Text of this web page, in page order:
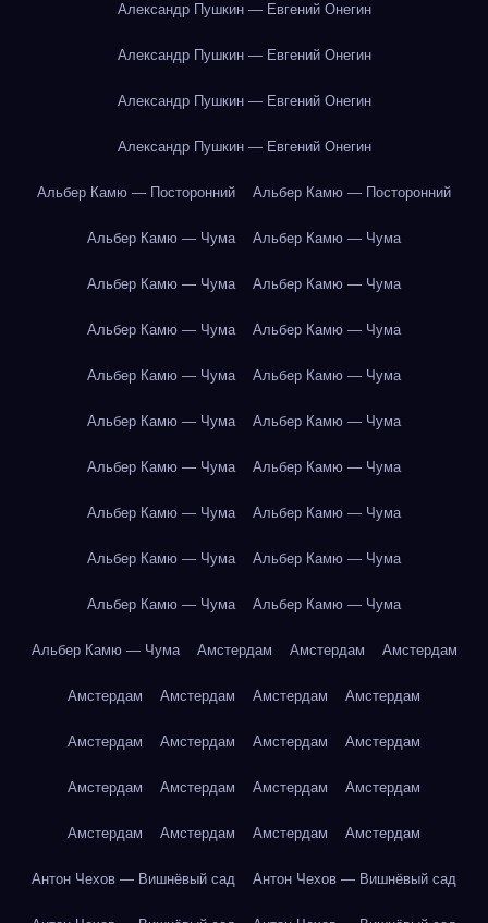
Александр Пушкин — Евгений Онегин
Александр Пушкин — Евгений Онегин
Александр Пушкин — Евгений Онегин
Александр Пушкин — Евгений Онегин
Альбер Камю — Посторонний Альбер Камю — Посторонний
Альбер Камю — Чума Альбер Камю — Чума
Альбер Камю — Чума Альбер Камю — Чума
Альбер Камю — Чума Альбер Камю — Чума
Альбер Камю — Чума Альбер Камю — Чума
Альбер Камю — Чума Альбер Камю — Чума
Альбер Камю — Чума Альбер Камю — Чума
Альбер Камю — Чума Альбер Камю — Чума
Альбер Камю — Чума Альбер Камю — Чума
Альбер Камю — Чума Альбер Камю — Чума
Альбер Камю — Чума Амстердам Амстердам Амстердам
Амстердам Амстердам Амстердам Амстердам
Амстердам Амстердам Амстердам Амстердам
Амстердам Амстердам Амстердам Амстердам
Амстердам Амстердам Амстердам Амстердам
Антон Чехов — Вишнёвый сад Антон Чехов — Вишнёвый сад